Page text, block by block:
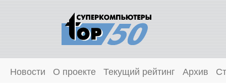
Новости О проекте Текущий рейтинг Архив